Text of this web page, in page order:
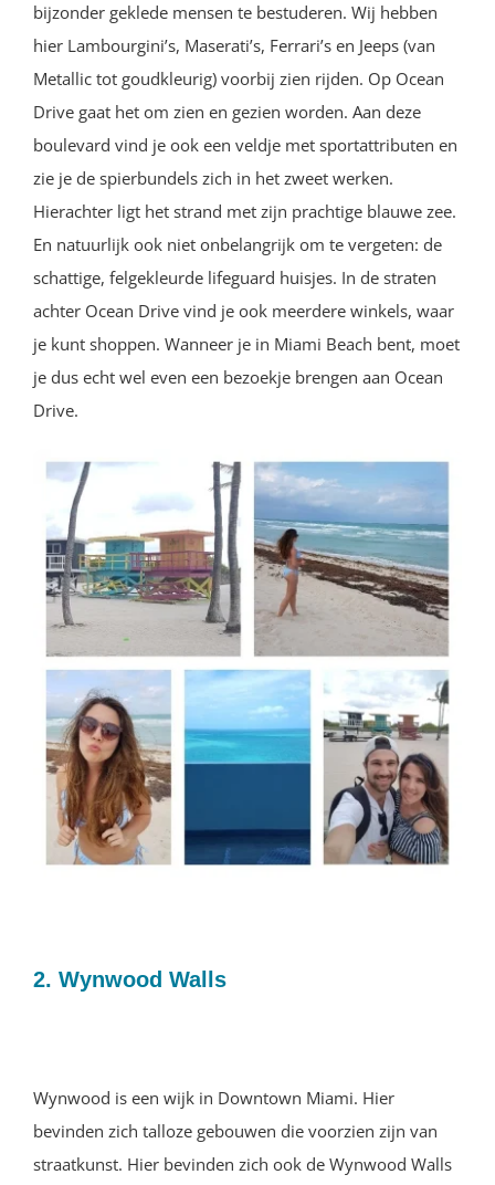
bijzonder geklede mensen te bestuderen. Wij hebben
hier Lambourgini’s, Maserati’s, Ferrari’s en Jeeps (van
Metallic tot goudkleurig) voorbij zien rijden. Op Ocean
Drive gaat het om zien en gezien worden. Aan deze
boulevard vind je ook een veldje met sportattributen en
zie je de spierbundels zich in het zweet werken.
Hierachter ligt het strand met zijn prachtige blauwe zee.
En natuurlijk ook niet onbelangrijk om te vergeten: de
schattige, felgekleurde lifeguard huisjes. In de straten
achter Ocean Drive vind je ook meerdere winkels, waar
je kunt shoppen. Wanneer je in Miami Beach bent, moet
je dus echt wel even een bezoekje brengen aan Ocean
Drive.
2. Wynwood Walls
Wynwood is een wijk in Downtown Miami. Hier
bevinden zich talloze gebouwen die voorzien zijn van
straatkunst. Hier bevinden zich ook de Wynwood Walls